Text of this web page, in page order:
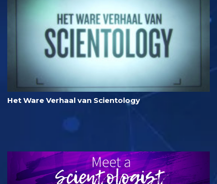
Het Ware Verhaal van Scientology